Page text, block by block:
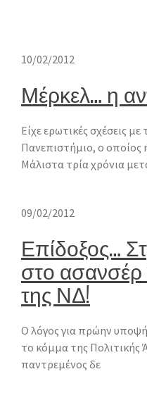
10/02/2012
Μέρκελ… η
Είχε ερωτικές σχέσεις
Πανεπιστήμιο, ο οποίος
Μάλιστα τρία χρόνια
09/02/2012
Επίδοξος…
στο
της ΝΔ!
Ο λόγος για πρώην
το κόμμα της Πολιτικής
παντρεμένος δε